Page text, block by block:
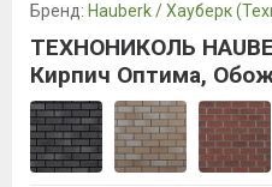
Бренд: Hauberk / Хауберк
ТЕХНОНИКОЛЬ
Кирпич Оптима,